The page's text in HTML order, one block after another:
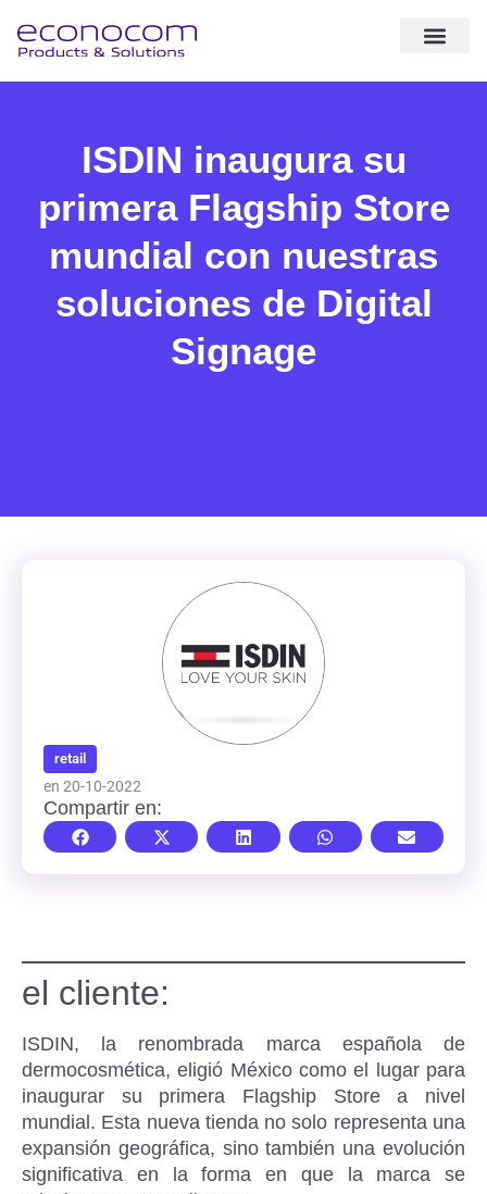
ISDIN inaugura su
primera Flagship Store
mundial con nuestras
soluciones de Digital
Signage
retail
en 20-10-2022
Compartir en:
el cliente:
ISDIN, la renombrada marca española de
dermocosmética, eligió México como el lugar para
inaugurar su primera Flagship Store a nivel
mundial. Esta nueva tienda no solo representa una
expansión geográfica, sino también una evolución
significativa en la forma en que la marca se